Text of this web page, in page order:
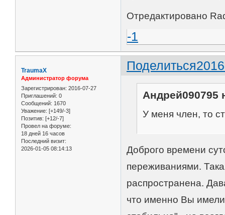
Отредактировано
-1
Поделиться
TraumaX
Администратор форума
Зарегистрирован: 2016-07-27
Приглашений: 0
Сообщений: 1670
Уважение: [+149/-3]
Позитив: [+12/-7]
Провел на форуме:
18 дней 16 часов
Последний визит:
2026-01-05 08:14:13
Андрей090795
У меня член, то
Доброго времени
переживаниями.
распространена.
что именно Вы